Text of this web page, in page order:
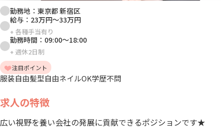
勤務地： 東京都 新宿区
給与： 23万円～33万円
+ 各種手当有り
勤務時間： 09:00～18:00
+ 週休2日制
注目ポイント
服装自由髪型自由ネイルOK学歴不問
求人の特徴
広い視野を養い会社の発展に貢献できるポジションです★